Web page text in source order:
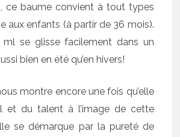
ce baume convient à tout types
aux enfants (à partir de 36 mois).
se glisse facilement dans un
bien en été qu’en hivers!
montre encore une fois qu’elle
et du talent à l’image de cette
se démarque par la pureté de